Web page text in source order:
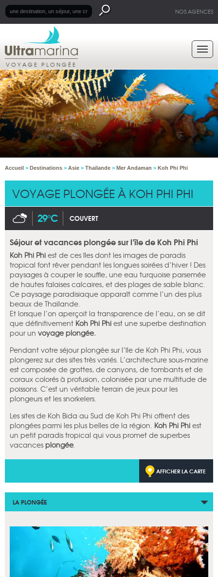
NOS AGENCES
VOYAGE PLONGÉE
Accueil > Destinations > Asie > Thaïlande > Mer Andaman > Koh Phi Phi
VOYAGE PLONGÉE À KOH PHI PHI
29°C COUVERT
Séjour et vacances plongée sur l’île de Koh Phi Phi
Koh Phi Phi est de ces îles dont les images de paradis
tropical font rêver pendant les longues soirées d’hiver ! Des
paysages à couper le souffle, une eau turquoise parsemée
de hautes falaises calcaires, et des plages de sable blanc.
Ce paysage paradisiaque apparaît comme l’un des plus
beaux de Thaïlande.
Et lorsque l’on aperçoit la transparence de l’eau, on se dit
que définitivement Koh Phi Phi est une superbe destination
pour un voyage plongée.
Pendant votre séjour plongée sur l’île de Koh Phi Phi, vous
plongerez sur des sites très variés. L’architecture sous-marine
est composée de grottes, de canyons, de tombants et de
coraux colorés à profusion, colonisée par une multitude de
poissons. C’est un véritable terrain de jeux pour les
plongeurs et les snorkelers.
Les sites de Koh Bida au Sud de Koh Phi Phi offrent des
plongées parmi les plus belles de la région. Koh Phi Phi est
un petit paradis tropical qui vous promet de superbes
vacances plongée.
AFFICHER LA CARTE
LA PLONGÉE